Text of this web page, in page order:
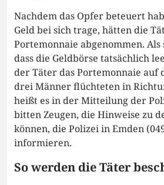
Nachdem das Opfer beteuert
Geld bei sich trage, hätten die
Portemonnaie abgenommen. Als
dass die Geldbörse tatsächlich
der Täter das Portemonnaie auf
drei Männer flüchteten in
heißt es in der Mitteilung der
bitten Zeugen, die Hinweise zu
können, die Polizei in Emden
informieren.
So werden die Täter